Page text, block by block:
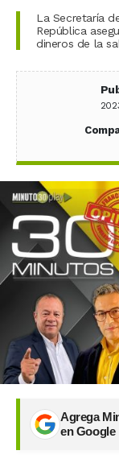
La Secretaría
República
dineros de la
Agrega
en Google